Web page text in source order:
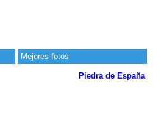
Mejores fotos
Piedra de España